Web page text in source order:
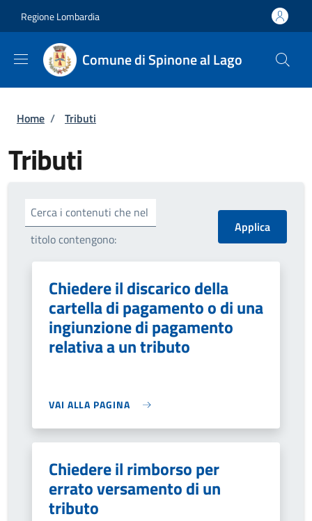
Regione Lombardia
Comune di Spinone al Lago
Briciole di pane
Home / Tributi
Tributi
Cerca i contenuti che nel
titolo contengono:
Chiedere il discarico della
cartella di pagamento o di una
ingiunzione di pagamento
relativa a un tributo
VAI ALLA PAGINA
Chiedere il rimborso per
errato versamento di un
tributo